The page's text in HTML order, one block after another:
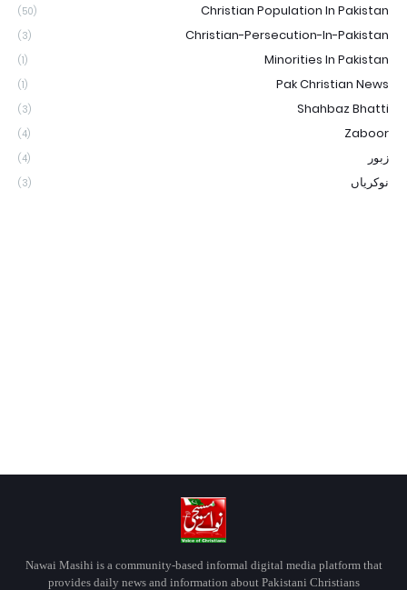
Christian Population In Pakistan
(50)
Christian-Persecution-In-Pakistan
(3)
Minorities In Pakistan
(1)
Pak Christian News
(1)
Shahbaz Bhatti
(3)
Zaboor
(4)
زبور (4)
نوکریاں (3)
Nawai Masihi is a community-based informal digital media platform that
provides daily news and information about Pakistani Christians